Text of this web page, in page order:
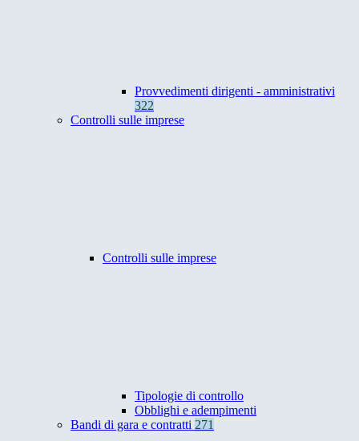
Provvedimenti dirigenti - amministrativi
322
Controlli sulle imprese
Controlli sulle imprese
Tipologie di controllo
Obblighi e adempimenti
Bandi di gara e contratti 271